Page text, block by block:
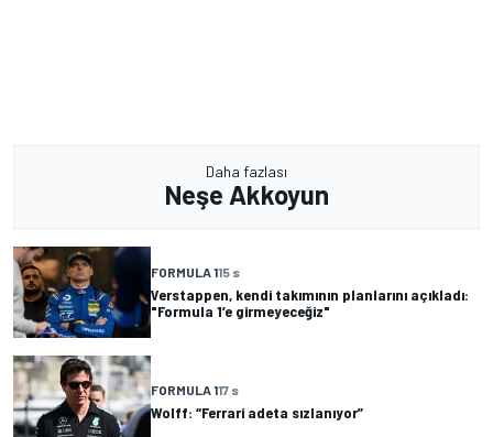
Daha fazlası
Neşe Akkoyun
FORMULA 115 s
Verstappen, kendi takımının planlarını açıkladı:
"Formula 1’e girmeyeceğiz"
FORMULA 117 s
Wolff: “Ferrari adeta sızlanıyor”